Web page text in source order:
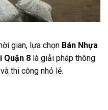
gian, lựa chọn Bán Nhựa
Quận 8 là giải pháp thông
thi công nhỏ lẻ.